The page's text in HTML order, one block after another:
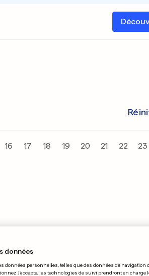
16 17 18 19 20 21 22 23
données
données personnelles, telles que des données de navigation
J'accepte, les technologies de suivi prendront en charge